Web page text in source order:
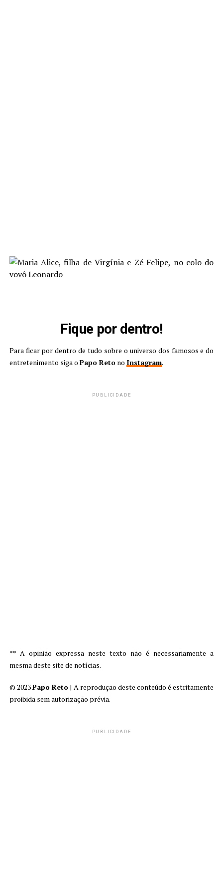
Fique por dentro!
Para ficar por dentro de tudo sobre o universo dos famosos e do
entretenimento siga o Papo Retono Instagram.
PUBLICIDADE
** A opinião expressa neste texto não é necessariamente a
mesma deste site de notícias.
© 2023Papo Reto | A reprodução deste conteúdo é estritamente
proibida sem autorização prévia.
PUBLICIDADE